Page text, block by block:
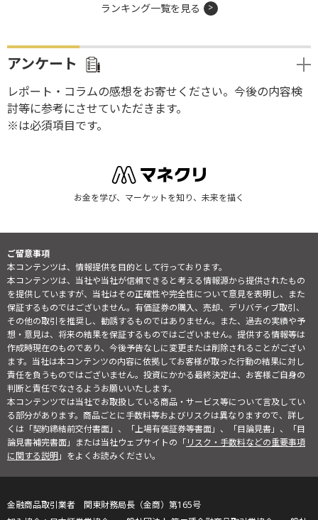
ランキング一覧を見る
アンケート
レポート・コラムの感想をお寄せください。今後の内容検
討等に参考にさせていただきます。
※は必須項目です。
お金を学び、マーケットを知り、未来を描く
ご留意事項
本コンテンツは、情報提供を目的として行っております。
本コンテンツは、当社や当社が信頼できると考える情報源から提供されたもの
を提供していますが、当社はその正確性や完全性について意見を表明し、また
保証するものではございません。有価証券の購入、売却、デリバティブ取引、
その他の取引を推奨し、勧誘するものではありません。また、過去の実績や予
想・意見は、将来の結果を保証するものではございません。提供する情報等は
作成時現在のものであり、今後予告なしに変更または削除されることがござい
ます。当社は本コンテンツの内容に依拠してお客様が取った行動の結果に対し
責任を負うものではございません。投資にかかる最終決定は、お客様ご自身の
判断と責任でなさるようお願いいたします。
本コンテンツでは当社でお取扱している商品・サービス等について言及してい
る部分があります。商品ごとに手数料等およびリスクは異なりますので、詳し
くは「契約締結前交付書面」、「上場有価証券等書面」、「目論見書」、「目
論見書補完書面」または当社ウェブサイトの「リスク・手数料などの重要事項
に関する説明」をよくお読みください。
金融商品取引業者 関東財務局長（金商）第165号